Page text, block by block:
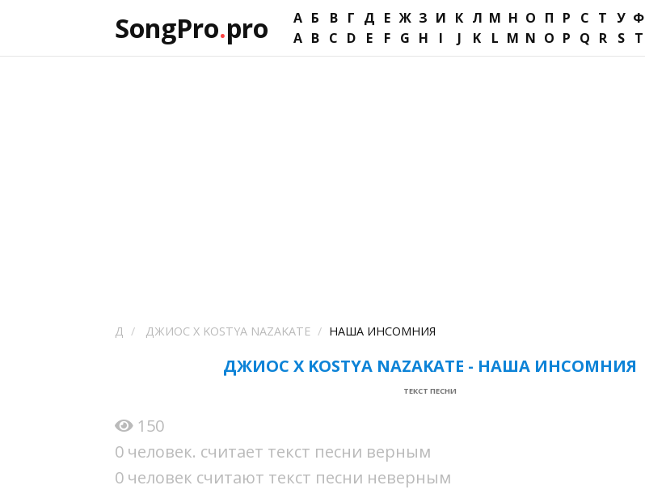
SongPro.pro А Б В Г Д Е Ж З И К Л М Н О П Р С Т У Ф
A B C D E F G H I J K L M N O P Q R S T
Д ДЖИОС X KOSTYA NAZAKATE НАША ИНСОМНИЯ
ДЖИОС X KOSTYA NAZAKATE - НАША ИНСОМНИЯ
ТЕКСТ ПЕСНИ
150
0 человек. считает текст песни верным
0 человек считают текст песни неверным